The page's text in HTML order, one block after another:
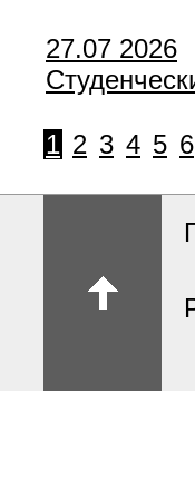
27.07 2026
1 2 3 4 5 6